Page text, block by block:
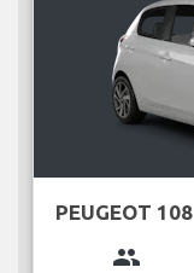
PEUGEOT 108
group